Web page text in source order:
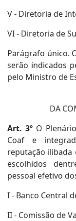
V - Diretoria de
VI - Diretoria de
Parágrafo único.
serão indicados
pelo Ministro de
DA
Art. 3º O
Coaf e
reputação ilibada
escolhidos
pessoal efetivo
I - Banco Central
II - Comissão de